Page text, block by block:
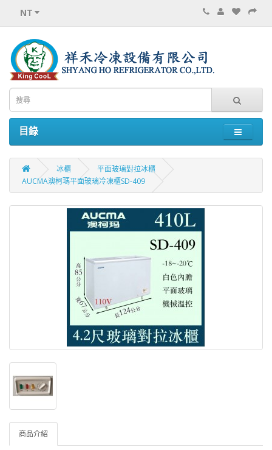
NT
目錄
冰櫃
平面玻璃對拉冰櫃
AUCMA澳柯瑪平面玻璃冷凍櫃SD-409
商品介紹